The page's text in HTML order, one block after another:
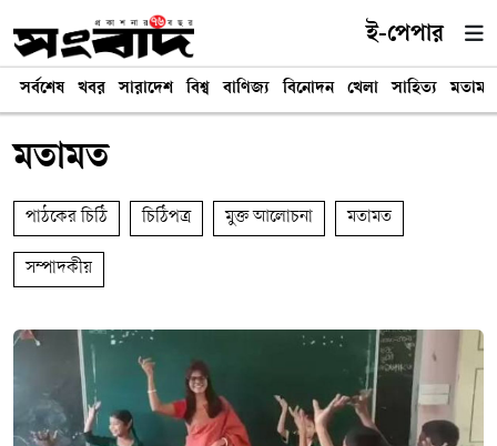
ই-পেপার
সর্বশেষ খবর সারাদেশ বিশ্ব বাণিজ্য বিনোদন খেলা সাহিত্য মতামত
মতামত
পাঠকের চিঠি চিঠিপত্র মুক্ত আলোচনা মতামত
সম্পাদকীয়